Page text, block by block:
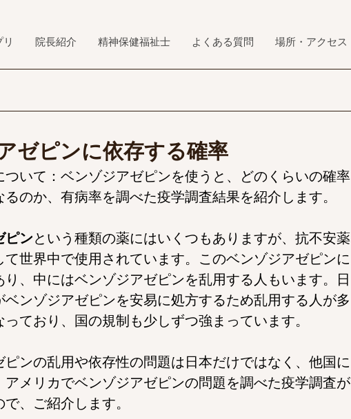
院長紹介 精神保健福祉士 よくある質問 場所・アクセス
ゼピンに依存する確率
ついて：ベンゾジアゼピンを使うと、どのくらいの確率
るのか、有病率を調べた疫学調査結果を紹介します。
ピンという種類の薬にはいくつもありますが、抗不安薬
て世界中で使用されています。このベンゾジアゼピンに
り、中にはベンゾジアゼピンを乱用する人もいます。日
ベンゾジアゼピンを安易に処方するため乱用する人が多
っており、国の規制も少しずつ強まっています。
ピンの乱用や依存性の問題は日本だけではなく、他国に
アメリカでベンゾジアゼピンの問題を調べた疫学調査が
、ご紹介します。